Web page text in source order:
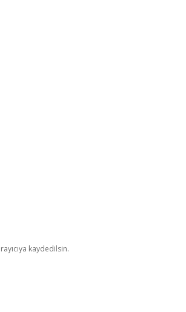
kaydedilsin.